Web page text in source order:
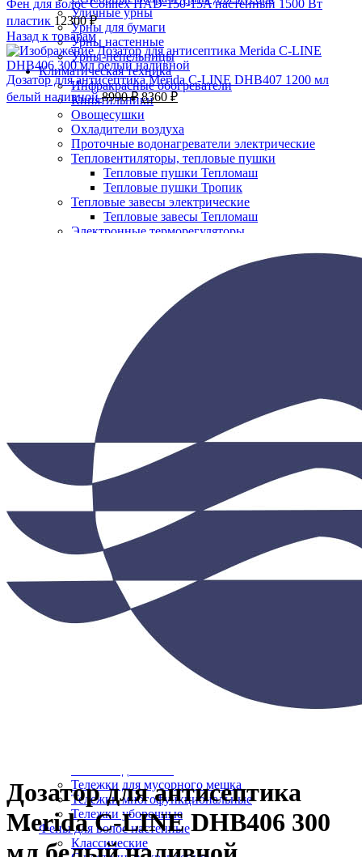
Уличные урны
Урны для бумаги
Урны настенные
Урны-пепельницы
Климатическая техника
Инфракрасные обогреватели
Кипятильники
Овощесушки
Охладители воздуха
Проточные водонагреватели электрические
Тепловентиляторы, тепловые пушки
Тепловые пушки Тепломаш
Тепловые пушки Тропик
Тепловые завесы электрические
Тепловые завесы Тепломаш
Электронные терморегуляторы
Бумажные полотенца в рулонах
Бумажные сиденья для унитаза
Дезинфицирующие средства
Жидкое мыло TORK
Картриджи и баллоны для диспенсеров
освежителя воздуха
Листовые бумажные полотенца
Протирочный материал в рулонах
Салфетки для лица
Туалетная бумага в больших рулонах
Туалетная бумага в стандартных рулонах
Туалетная бумага листовая
Туалетная бумага с центральной вытяжкой
Сушилки для рук
V-образные сушилки
Погружные сушилки для рук
Сушилки для рук антивандальные
Сушилки для рук высокоскоростные
Электрополотенце
Уборочная техника
Подметальные машины
Пылесосы для опасной пыли
Пылесосы для сухой и влажной уборки
Пылесосы для сухой уборки
Уборочный инвентарь
Ведра на колесах
Коврики влаговпитывающие
Коврики влаговпитывающие 1,2 м х 1,8 м
Коврики влаговпитывающие 1,2 м х 10 м
Коврики влаговпитывающие 1,2 м х 15 м
Коврики влаговпитывающие 1,2 м х 2,5 м
Тележки для мусорного мешка
Тележки многофункциональные
Тележки уборочные
Фены для волос настенные
Классические
Фен для волос Connex HAD-150-15A настенный 1500 Вт
пластик 12300₽
Назад к товарам
Дозатор для антисептика Merida C-LINE DHB407 1200 мл
белый наливной8990₽ 8360 ₽
-7%;процент скидки
Нажмите, чтобы увеличить
Дозатор для антисептика
Merida C-LINE DHB406 300